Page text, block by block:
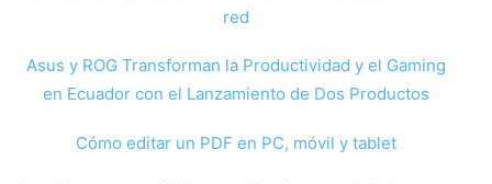
red
Asus y ROG Transforman la Productividad y el Gaming
en Ecuador con el Lanzamiento de Dos Productos
Cómo editar un PDF en PC, móvil y tablet